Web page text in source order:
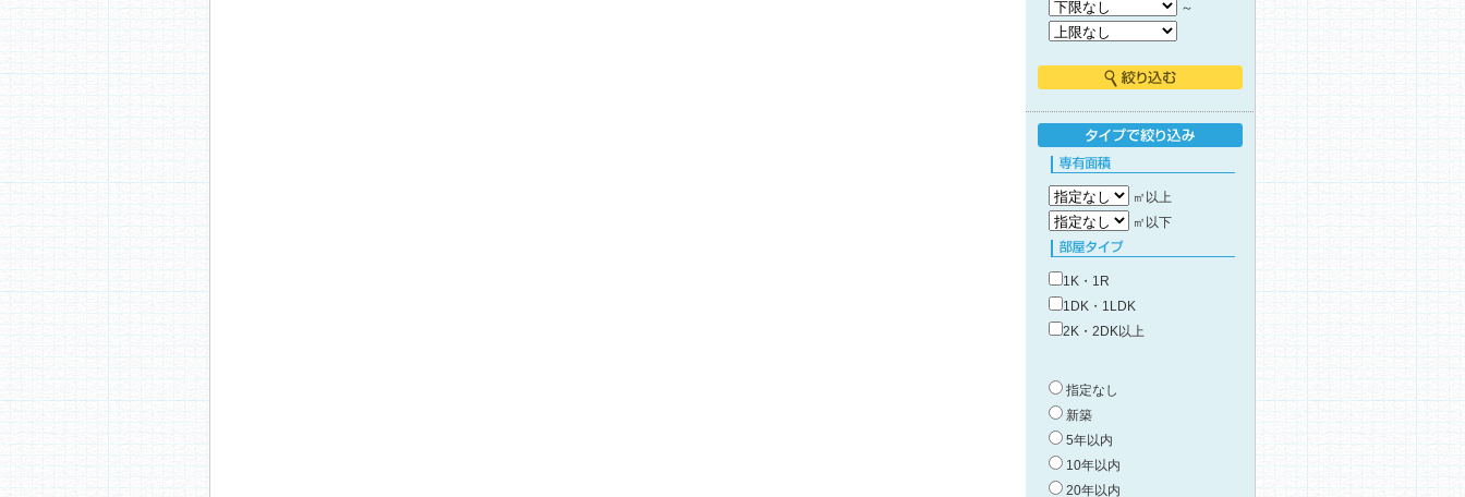
～
㎡以上
㎡以下
1K・1R
1DK・1LDK
2K・2DK以上
指定なし
新築
5年以内
10年以内
20年以内